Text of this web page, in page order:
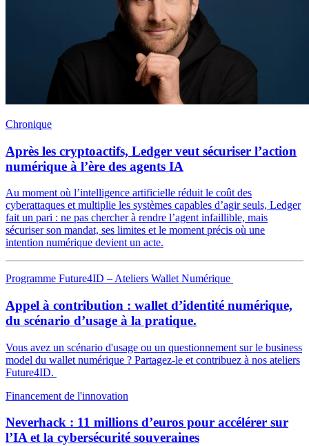
Chronique
Après les cryptoactifs, Ledger veut sécuriser l’action
numérique à l’ère des agents IA
Au moment où l’intelligence artificielle réduit le coût des
cyberattaques et multiplie les systèmes capables d’agir seuls, Ledger
fait un pari : ne pas chercher à rendre l’agent infaillible, mais
sécuriser son mandat, ses limites et le moment précis où une
intention numérique devient un acte.
Programme Future4ID – Ateliers Wallet Numérique
Appel à contribution : wallet d’identité numérique,
du scénario d’usage à la pratique.
Vous avez un scénario d'usage ou un questionnement sur le business
model du wallet numérique ? Partagez-le et contribuez à nos ateliers
Future4ID.
Financement de l'innovation
Neverhack : 11 millions d’euros pour accélérer sur
l’IA et la cybersécurité souveraines